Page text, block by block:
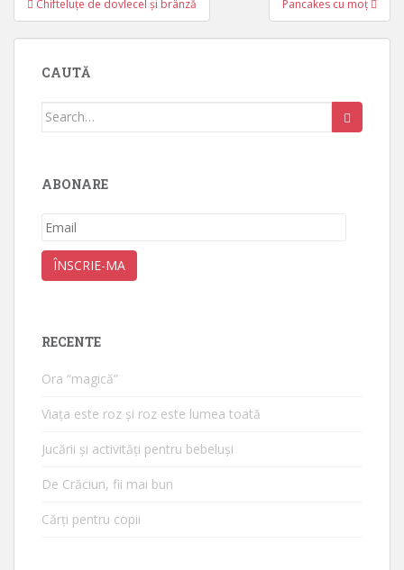
navigation
Chifteluțe de dovlecel și brânză Pancakes cu moț
CAUTĂ
Search
ABONARE
Email
ÎNSCRIE-MA
RECENTE
Ora “magică”
Viața este roz și roz este lumea toată
Jucării și activități pentru bebeluși
De Crăciun, fii mai bun
Cărți pentru copii